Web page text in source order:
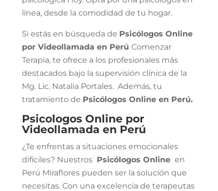
línea, desde la comodidad de tu hogar.
Si estás en búsqueda de Psicólogos Online
por Videollamada en Perú Comenzar
Terapia, te ofrece a los profesionales más
destacados bajo la supervisión clínica de la
Mg. Lic. Natalia Portales. Además, tu
tratamiento de Psicólogos Online en Perú.
Psicologos Online por
Videollamada en Perú
¿Te enfrentas a situaciones emocionales
difíciles? Nuestros Psicólogos Online en
Perú Miraflores pueden ser la solución que
necesitas. Con una excelencia de terapeutas